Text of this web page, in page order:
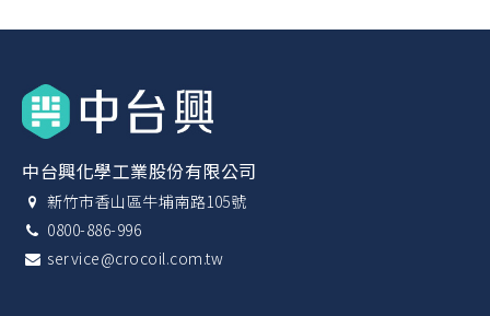
中台興化學工業股份有限公司
新竹市香山區牛埔南路105號
0800-886-996
service@crocoil.com.tw